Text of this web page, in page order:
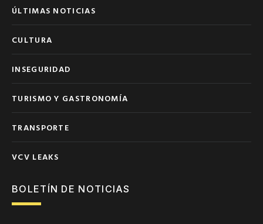
ÚLTIMAS NOTICIAS
CULTURA
INSEGURIDAD
TURISMO Y GASTRONOMÍA
TRANSPORTE
VCV LEAKS
BOLETÍN DE NOTICIAS